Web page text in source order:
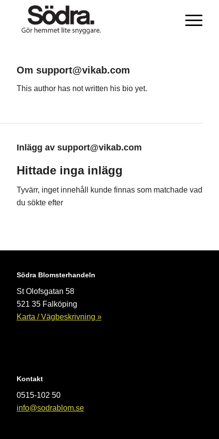
Om support@vikab.com
This author has not written his bio yet.
Inlägg av support@vikab.com
Hittade inga inlägg
Tyvärr, inget innehåll kunde finnas som matchade vad
du sökte efter
Södra Blomsterhandeln
St Olofsgatan 58
521 35 Falköping
Karta / Vägbeskrivning »
Kontakt
0515-102 50
info@sodrablom.se